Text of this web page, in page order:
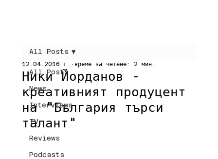
All Posts
News
Interviews
TV
Reviews
Podcasts
All Posts
Ники Йорданов -
креативният продуцент
на "България търси
талант"
12.04.2016 г. време за четене: 2 мин.